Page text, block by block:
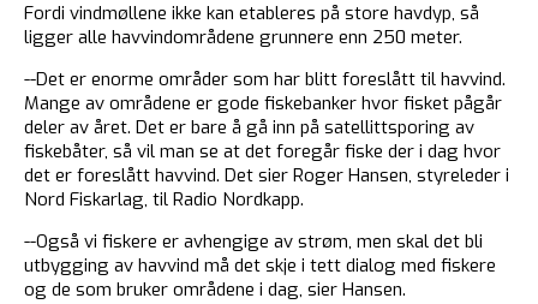
Fordi vindmøllene ikke kan etableres på store havdyp, så
ligger alle havvindområdene grunnere enn 250 meter.
--Det er enorme områder som har blitt foreslått til havvind.
Mange av områdene er gode fiskebanker hvor fisket pågår
deler av året. Det er bare å gå inn på satellittsporing av
fiskebåter, så vil man se at det foregår fiske der i dag hvor
det er foreslått havvind. Det sier Roger Hansen, styreleder i
Nord Fiskarlag, til Radio Nordkapp.
--Også vi fiskere er avhengige av strøm, men skal det bli
utbygging av havvind må det skje i tett dialog med fiskere
og de som bruker områdene i dag, sier Hansen.